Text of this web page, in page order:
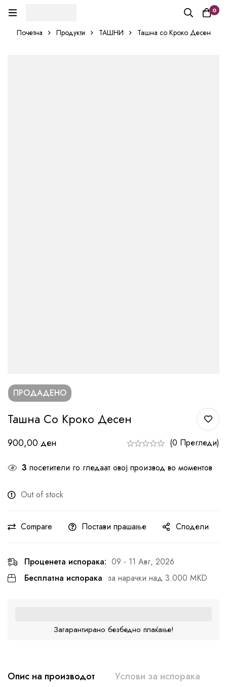
0
Почетна Продукти ТАШНИ Ташна со Кроко Десен
ПРОДАДЕНО
Ташна Со Кроко Десен
900,00ден (0 Прегледи)
3 посетители го гледаат овој производ во моментов
Out of stock
Compare Постави прашање Сподели
Проценета испорака: 09 - 11 Авг, 2026
Бесплатна испорака за нарачки над 3.000 MKD
Загарантирано безбедно плаќање!
Опис на производот Услови за испорака